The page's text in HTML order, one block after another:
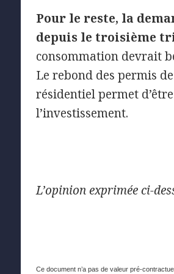
Pour le reste, la
depuis le troisième
consommation devrait
Le rebond des permis
résidentiel permet
l’investissement.
L’opinion exprimée ci-
Ce document n’a pas de valeur pré-